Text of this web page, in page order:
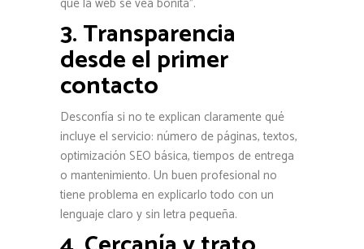
3. Transparencia
desde el primer
contacto
Desconfía si no te explican claramente qué
incluye el servicio: número de páginas, textos,
optimización SEO básica, tiempos de entrega
o mantenimiento. Un buen profesional no
tiene problema en explicarlo todo con un
lenguaje claro y sin letra pequeña.